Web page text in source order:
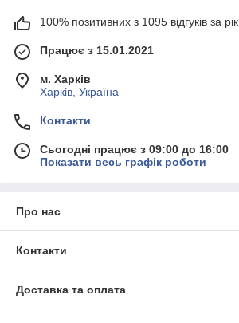
100% позитивних з 1095 відгуків за рік
Працює з 15.01.2021
м. Харків
Харків, Україна
Контакти
Сьогодні працює з 09:00 до 16:00
Показати весь графік роботи
Про нас
Контакти
Доставка та оплата